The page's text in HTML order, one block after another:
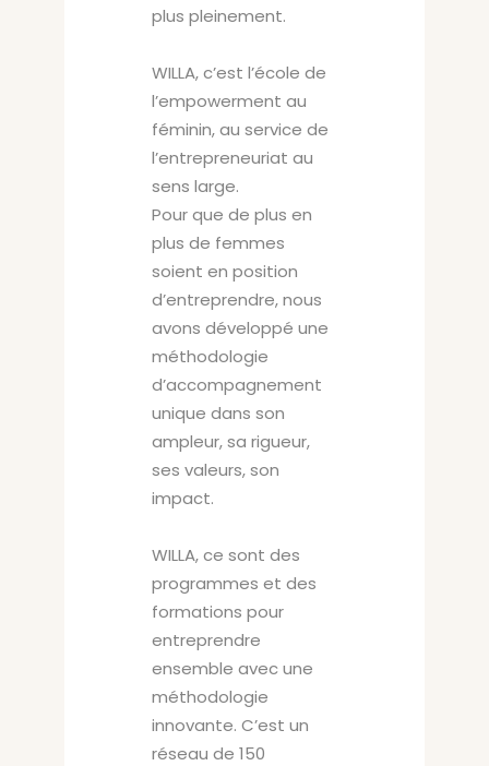
plus pleinement.
WILLA, c’est l’école de
l’empowerment au
féminin, au service de
l’entrepreneuriat au
sens large.
Pour que de plus en
plus de femmes
soient en position
d’entreprendre, nous
avons développé une
méthodologie
d’accompagnement
unique dans son
ampleur, sa rigueur,
ses valeurs, son
impact.
WILLA, ce sont des
programmes et des
formations pour
entreprendre
ensemble avec une
méthodologie
innovante. C’est un
réseau de 150